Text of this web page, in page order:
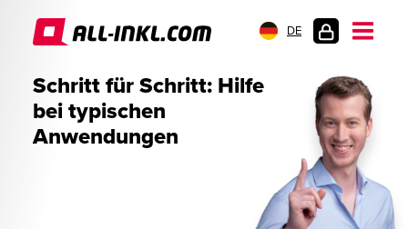
DE
Schritt für Schritt: Hilfe
bei typischen
Anwendungen